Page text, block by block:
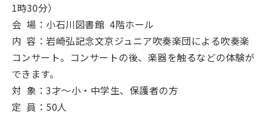
1時30分）
会 場：小石川図書館 4階ホール
内 容：岩崎弘記念文京ジュニア吹奏楽団による吹奏楽
コンサート。コンサートの後、楽器を触るなどの体験が
できます。
対 象：3才～小・中学生、保護者の方
定 員：50人